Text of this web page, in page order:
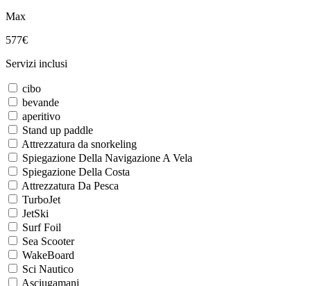
Max
577€
Servizi inclusi
cibo
bevande
aperitivo
Stand up paddle
Attrezzatura da snorkeling
Spiegazione Della Navigazione A Vela
Spiegazione Della Costa
Attrezzatura Da Pesca
TurboJet
JetSki
Surf Foil
Sea Scooter
WakeBoard
Sci Nautico
Asciugamani